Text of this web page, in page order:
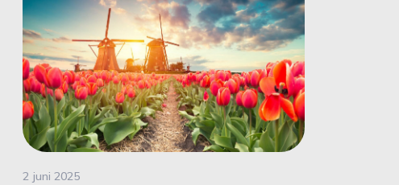
2 juni 2025